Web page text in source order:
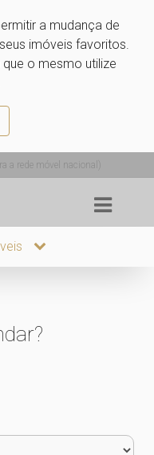
a mudança de
imóveis favoritos.
o mesmo utilize
a rede móvel nacional)